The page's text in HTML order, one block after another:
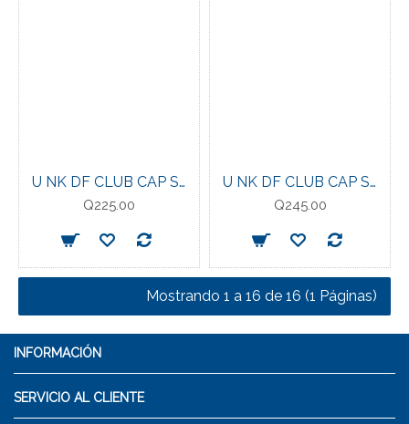
U NK DF CLUB CAP S CB P
Q225.00
U NK DF CLUB CAP S CB MTFUT L BLACK/METALLIC-GOLD
Q245.00
Mostrando 1 a 16 de 16 (1 Páginas)
INFORMACIÓN
SERVICIO AL CLIENTE